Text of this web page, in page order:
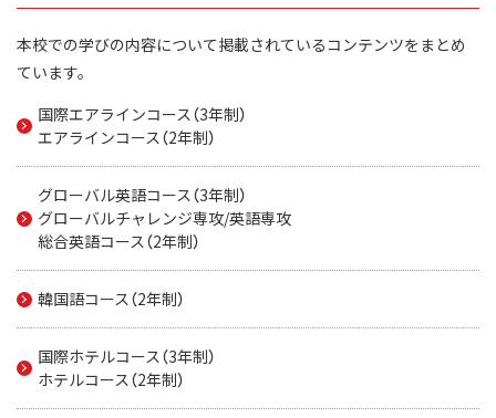
本校での学びの内容について掲載されているコンテンツをまとめ
ています。
国際エアラインコース（3年制）
エアラインコース（2年制）
グローバル英語コース（3年制）
グローバルチャレンジ専攻/英語専攻
総合英語コース（2年制）
韓国語コース（2年制）
国際ホテルコース（3年制）
ホテルコース（2年制）